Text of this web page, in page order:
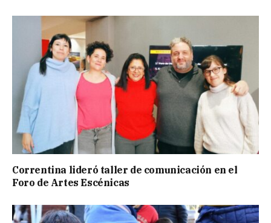
Correntina lideró taller de comunicación en el
Foro de Artes Escénicas